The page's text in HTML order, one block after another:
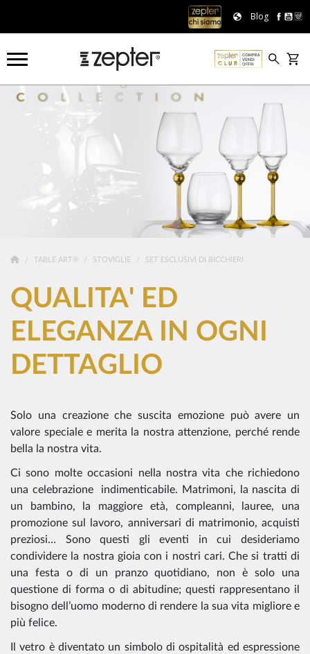
Blog
TABLE ART® STOVIGLIE SET ESCLUSIVI DI BICCHIERI
QUALITA' ED
ELEGANZA IN OGNI
DETTAGLIO
Solo una creazione che suscita emozione può avere un
valore speciale e merita la nostra attenzione, perché rende
bella la nostra vita.
Ci sono molte occasioni nella nostra vita che richiedono
una celebrazione indimenticabile. Matrimoni, la nascita di
un bambino, la maggiore età, compleanni, lauree, una
promozione sul lavoro, anniversari di matrimonio, acquisti
preziosi… Sono questi gli eventi in cui desideriamo
condividere la nostra gioia con i nostri cari. Che si tratti di
una festa o di un pranzo quotidiano, non è solo una
questione di forma o di abitudine; questi rappresentano il
bisogno dell’uomo moderno di rendere la sua vita migliore e
più felice.
Il vetro è diventato un simbolo di ospitalità ed espressione